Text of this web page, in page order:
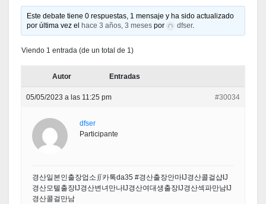
Este debate tiene 0 respuestas, 1 mensaje y ha sido actualizado
por última vez el
hace 3 años, 3 meses por dfser.
Viendo 1 entrada (de un total de 1)
Autor Entradas
05/05/2023 a las 11:25 pm #30034
dfser
Participante
경산일본인출장업소∬카톡da35 #경산출장안마Ĳ경산콜걸샵Ĳ
경산모텔출장Ĳ경산변녀만나Ĳ경산여대생출장Ĳ경산섹파만남Ĳ
경산콜걸만남